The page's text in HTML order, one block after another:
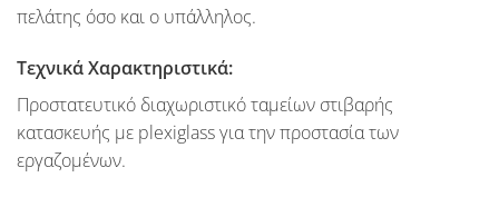
πελάτης όσο και ο υπάλληλος.
Τεχνικά Χαρακτηριστικά:
Προστατευτικό διαχωριστικό ταμείων στιβαρής
κατασκευής με plexiglass για την προστασία των
εργαζομένων.